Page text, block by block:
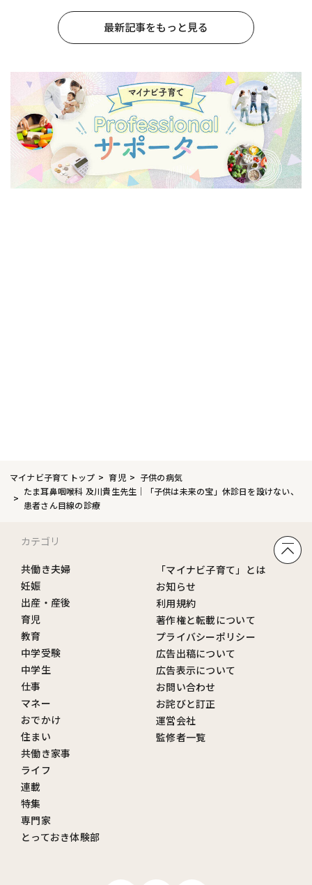
最新記事をもっと見る
マイナビ子育てトップ 育児
子供の病気
たま耳鼻咽喉科 及川貴生先生｜「子供は未来の宝」休診日を設けない、
患者さん目線の診療
カテゴリ
共働き夫婦
妊娠
出産・産後
育児
教育
中学受験
中学生
仕事
マネー
おでかけ
住まい
共働き家事
ライフ
連載
特集
専門家
とっておき体験部
「マイナビ子育て」とは
お知らせ
利用規約
著作権と転載について
プライバシーポリシー
広告出稿について
広告表示について
お問い合わせ
お詫びと訂正
運営会社
監修者一覧